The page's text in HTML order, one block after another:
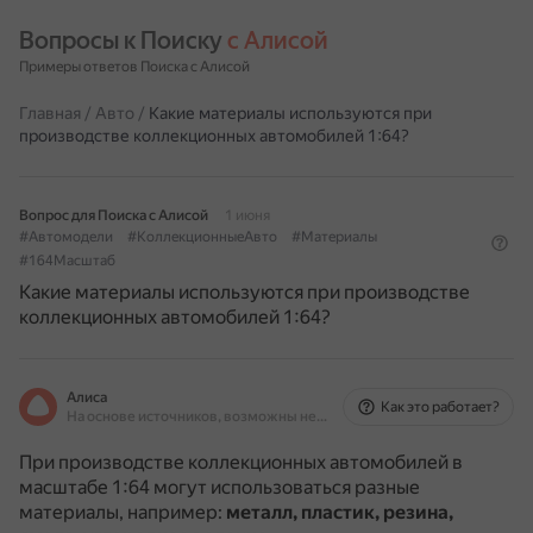
Вопросы к Поиску с Алисой
Примеры ответов Поиска с Алисой
Главная / Авто / Какие материалы используются при
производстве коллекционных автомобилей 1:64?
Вопрос для Поиска с Алисой
1 июня
#Автомодели
#КоллекционныеАвто
#Материалы
#164Масштаб
Какие материалы используются при производстве
коллекционных автомобилей 1:64?
Алиса
На основе источников, возможны неточности
Как это работает?
При производстве коллекционных автомобилей в
масштабе 1:64 могут использоваться разные
материалы, например: металл, пластик, резина,